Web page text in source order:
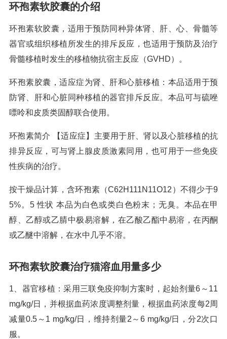
环孢素软胶囊的介绍
环孢素软胶囊，适用于预防同种异体肾、肝、心、骨髓等
器官或组织移植所发生的排斥反应，也适用于预防及治疗
骨髓移植时发生的移植物抗宿主反应（GVHD）。
环孢素胶囊，适应症为肾、肝和心脏移植：本品适用于预
防肾、肝和心脏同种移植的器官排斥反应。本品可与硫唑
嘌呤和皮质类固醇联合使用。
环孢素简介 【适应症】主要用于肝、肾以及心脏移植的抗
排异反应，可与肾上腺皮质激素同用，也可用于一些免疫
性疾病的治疗。
按干燥品计算，含环孢素（C62H111N11O12）不得少于9
5%。5 性状 本品为白色或类白色粉末；无臭。本品在甲
醇、乙醇或乙腈中极易溶解，在乙酸乙酯中易溶，在丙酮
或乙醚中溶解，在水中几乎不溶。
环孢素软胶囊治疗猫溶血用量多少
1、器官移植：采用三联免疫抑制方案时，起始剂量6～11
mg/kg/日，并根据血药浓度调整剂量，根据血药浓度每2周
减量0.5～1 mg/kg/日，维持剂量2～6 mg/kg/日，分2次口
服。